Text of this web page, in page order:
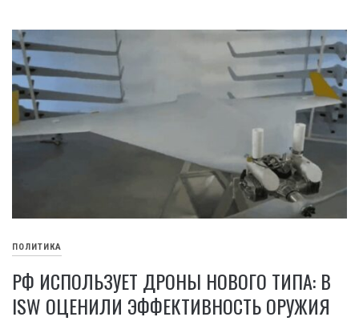
ПОЛИТИКА
РФ ИСПОЛЬЗУЕТ ДРОНЫ НОВОГО ТИПА: В
ISW ОЦЕНИЛИ ЭФФЕКТИВНОСТЬ ОРУЖИЯ